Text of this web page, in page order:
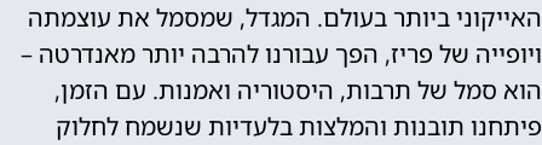
האייקוני ביותר בעולם. המגדל, שמסמל את עוצמתה
ויופייה של פריז, הפך עבורנו להרבה יותר מאנדרטה –
הוא סמל של תרבות, היסטוריה ואמנות. עם הזמן,
פיתחנו תובנות והמלצות בלעדיות שנשמח לחלוק